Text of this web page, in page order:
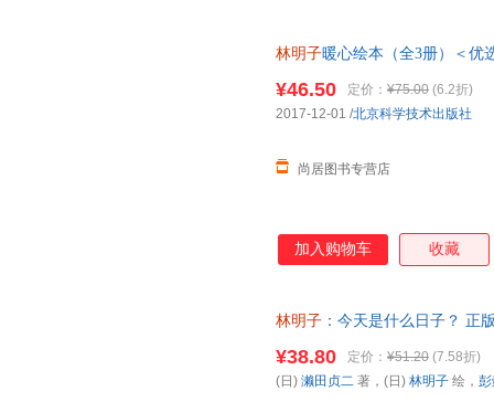
圣诞老人。他们天真烂漫，富
故事一般。 有位妈妈说过，如
读林明子吧。愿所有读过林明
林明子暖心绘本（全3册）＜优
¥46.50 定价： ¥75.00 (6.2折)
尚居图书专营店
2017-12-01 /北京科学技术出版社
加入购物车 收藏
林明子 ：今天是什么日子？ 正
¥38.80 定价： ¥51.20 (7.58折)
(日) 濑田贞二 著，(日) 林明子 绘，